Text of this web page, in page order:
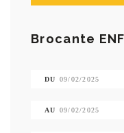
Brocante
DU 09/02/2025
AU 09/02/2025